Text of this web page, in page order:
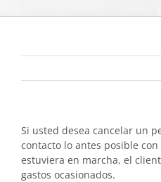
Si usted desea cancelar un
contacto lo antes posible
estuviera en marcha, el
gastos ocasionados.